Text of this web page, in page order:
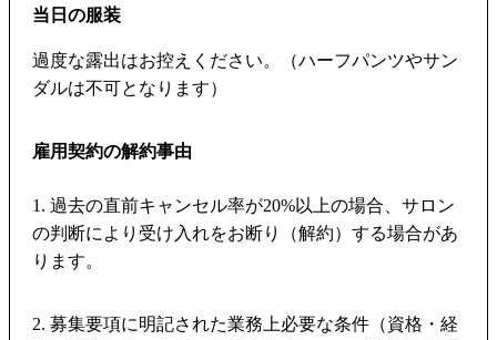
当日の服装
過度な露出はお控えください。（ハーフパンツやサン
ダルは不可となります）
雇用契約の解約事由
1. 過去の直前キャンセル率が20%以上の場合、サロン
の判断により受け入れをお断り（解約）する場合があ
ります。
2. 募集要項に明記された業務上必要な条件（資格・経